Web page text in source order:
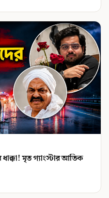
মৃত গ্যাংস্টার আতিক